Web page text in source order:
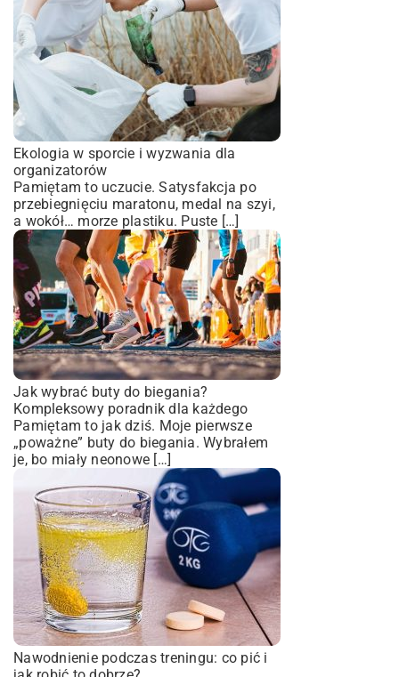
Ekologia w sporcie i wyzwania dla
organizatorów
Pamiętam to uczucie. Satysfakcja po
przebiegnięciu maratonu, medal na szyi,
a wokół… morze plastiku. Puste […]
Jak wybrać buty do biegania?
Kompleksowy poradnik dla każdego
Pamiętam to jak dziś. Moje pierwsze
„poważne” buty do biegania. Wybrałem
je, bo miały neonowe […]
Nawodnienie podczas treningu: co pić i